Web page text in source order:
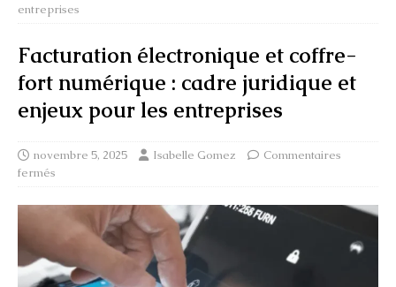
entreprises
Facturation électronique et coffre-
fort numérique : cadre juridique et
enjeux pour les entreprises
novembre 5, 2025 Isabelle Gomez
Commentaires
fermés